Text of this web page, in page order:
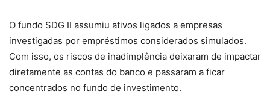
O fundo SDG II assumiu ativos ligados a empresas
investigadas por empréstimos considerados simulados.
Com isso, os riscos de inadimplência deixaram de impactar
diretamente as contas do banco e passaram a ficar
concentrados no fundo de investimento.